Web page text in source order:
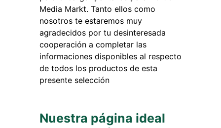
Media Markt. Tanto ellos como
nosotros te estaremos muy
agradecidos por tu desinteresada
cooperación a completar las
informaciones disponibles al respecto
de todos los productos de esta
presente selección
Nuestra página ideal